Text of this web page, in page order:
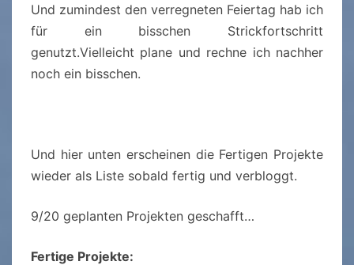
Und zumindest den verregneten Feiertag hab ich
für ein bisschen Strickfortschritt
genutzt.Vielleicht plane und rechne ich nachher
noch ein bisschen.
Und hier unten erscheinen die Fertigen Projekte
wieder als Liste sobald fertig und verbloggt.
9/20 geplanten Projekten geschafft…
Fertige Projekte: